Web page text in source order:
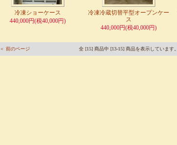
冷凍ショーケース
440,000円(税40,000円)
冷凍冷蔵切替平型オープンケー
ス
440,000円(税40,000円)
＜ 前のページ 全 [15] 商品中 [13-15] 商品を表示しています。